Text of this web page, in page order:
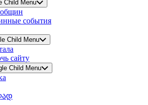
Child Menu
события
Child Menu
сайту
Child Menu